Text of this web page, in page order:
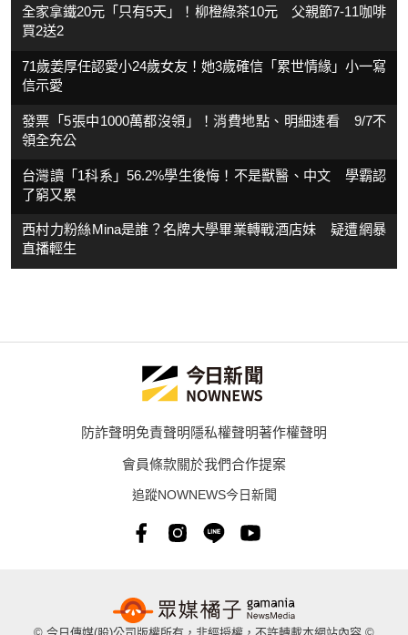
全家拿鐵20元「只有5天」！柳橙綠茶10元 父親節7-11咖啡
買2送2
71歲姜厚任認愛小24歲女友！她3歲確信「累世情緣」小一寫
信示愛
發票「5張中1000萬都沒領」！消費地點、明細速看 9/7不
領全充公
台灣讀「1科系」56.2%學生後悔！不是獸醫、中文 學霸認
了窮又累
西村力粉絲Mina是誰？名牌大學畢業轉戰酒店妹 疑遭網暴
直播輕生
防詐聲明免責聲明隱私權聲明著作權聲明
會員條款關於我們合作提案
追蹤NOWNEWS今日新聞